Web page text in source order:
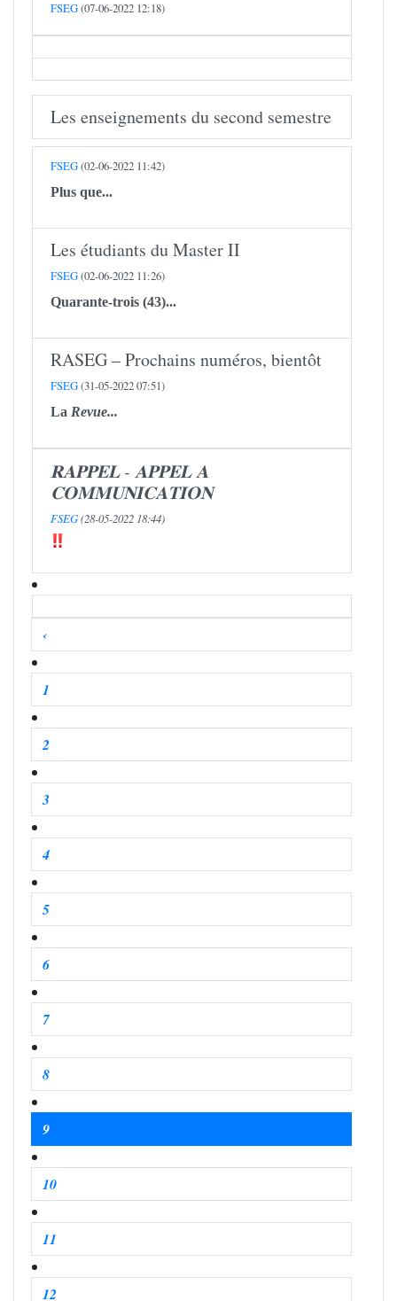
FSEG(07-06-2022 12:18)
Les enseignements du second semestre
FSEG(02-06-2022 11:42)
Plus que...
Les étudiants du Master II
FSEG(02-06-2022 11:26)
Quarante-trois (43)...
RASEG – Prochains numéros, bientôt
FSEG(31-05-2022 07:51)
La Revue...
𝐑𝐀𝐏𝐏𝐄𝐋 - 𝐀𝐏𝐏𝐄𝐋 𝐀
𝐂𝐎𝐌𝐌𝐔𝐍𝐈𝐂𝐀𝐓𝐈𝐎𝐍
FSEG(28-05-2022 18:44)
‹
1
2
3
4
5
6
7
8
9
10
11
12